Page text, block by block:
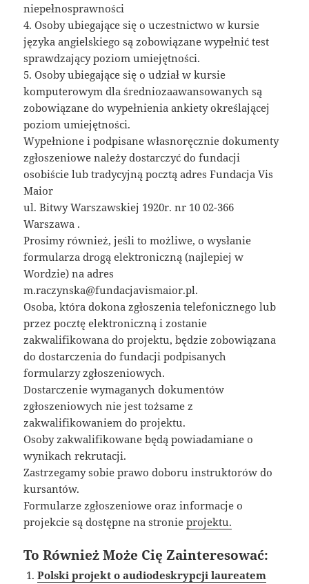
niepełnosprawności
4. Osoby ubiegające się o uczestnictwo w kursie
języka angielskiego są zobowiązane wypełnić test
sprawdzający poziom umiejętności.
5. Osoby ubiegające się o udział w kursie
komputerowym dla średniozaawansowanych są
zobowiązane do wypełnienia ankiety określającej
poziom umiejętności.
Wypełnione i podpisane własnoręcznie dokumenty
zgłoszeniowe należy dostarczyć do fundacji
osobiście lub tradycyjną pocztą adres Fundacja Vis
Maior
ul. Bitwy Warszawskiej 1920r. nr 10 02-366
Warszawa .
Prosimy również, jeśli to możliwe, o wysłanie
formularza drogą elektroniczną (najlepiej w
Wordzie) na adres
m.raczynska@fundacjavismaior.pl.
Osoba, która dokona zgłoszenia telefonicznego lub
przez pocztę elektroniczną i zostanie
zakwalifikowana do projektu, będzie zobowiązana
do dostarczenia do fundacji podpisanych
formularzy zgłoszeniowych.
Dostarczenie wymaganych dokumentów
zgłoszeniowych nie jest tożsame z
zakwalifikowaniem do projektu.
Osoby zakwalifikowane będą powiadamiane o
wynikach rekrutacji.
Zastrzegamy sobie prawo doboru instruktorów do
kursantów.
Formularze zgłoszeniowe oraz informacje o
projekcie są dostępne na stronieprojektu.
To Również Może Cię Zainteresować:
Polski projekt o audiodeskrypcji laureatem